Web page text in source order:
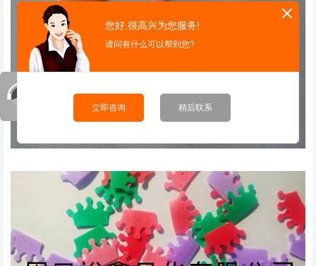
您好,很高兴为您服务!
请问有什么可以帮到您?
立即咨询 稍后联系